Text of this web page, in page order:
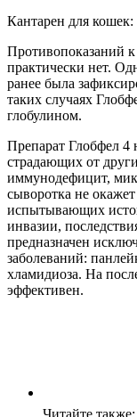
Кантарен для
Противопоказаний
практически нет.
ранее была
таких случаях
глобулином.
Препарат Глобфел 4
страдающих от
иммунодефицит,
сыворотка не
испытывающих
инвазии,
предназначен
заболеваний:
хламидиоза. На
эффективен.
Читайте также: